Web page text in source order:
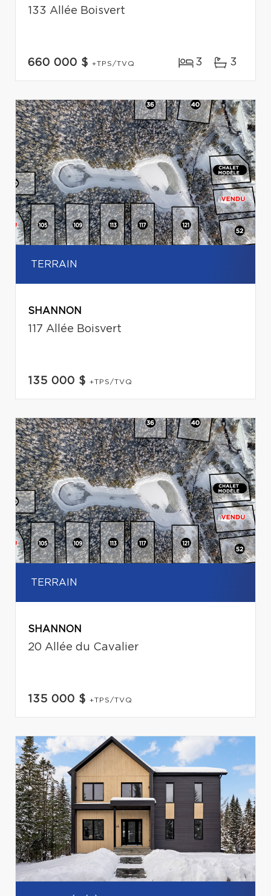
133 Allée Boisvert
660 000 $ +TPS/TVQ 3 3
TERRAIN
SHANNON
117 Allée Boisvert
135 000 $ +TPS/TVQ
TERRAIN
SHANNON
20 Allée du Cavalier
135 000 $ +TPS/TVQ